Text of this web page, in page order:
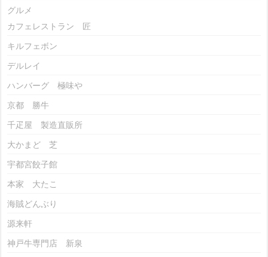
グルメ
カフェレストラン 匠
キルフェボン
デルレイ
ハンバーグ 極味や
京都 勝牛
千疋屋 製造直販所
大かまど 芝
宇都宮餃子館
本家 大たこ
海賊どんぶり
源来軒
神戸牛専門店 新泉